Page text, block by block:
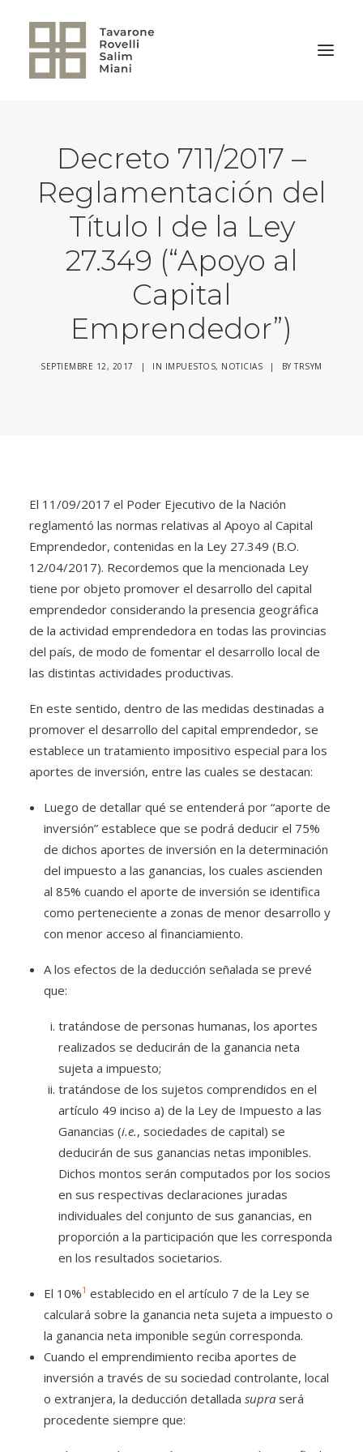
Decreto 711/2017 –
Reglamentación del
Título I de la Ley
27.349 (“Apoyo al
Capital
Emprendedor”)
SEPTIEMBRE 12, 2017 | IN IMPUESTOS, NOTICIAS | BYTRSYM
El 11/09/2017 el Poder Ejecutivo de la Nación
reglamentó las normas relativas al Apoyo al Capital
Emprendedor, contenidas en la Ley 27.349 (B.O.
12/04/2017). Recordemos que la mencionada Ley
tiene por objeto promover el desarrollo del capital
emprendedor considerando la presencia geográfica
de la actividad emprendedora en todas las provincias
del país, de modo de fomentar el desarrollo local de
las distintas actividades productivas.
En este sentido, dentro de las medidas destinadas a
promover el desarrollo del capital emprendedor, se
establece un tratamiento impositivo especial para los
aportes de inversión, entre las cuales se destacan:
Luego de detallar qué se entenderá por “aporte de
inversión” establece que se podrá deducir el 75%
de dichos aportes de inversión en la determinación
del impuesto a las ganancias, los cuales ascienden
al 85% cuando el aporte de inversión se identifica
como perteneciente a zonas de menor desarrollo y
con menor acceso al financiamiento.
A los efectos de la deducción señalada se prevé
que:
tratándose de personas humanas, los aportes
realizados se deducirán de la ganancia neta
sujeta a impuesto;
tratándose de los sujetos comprendidos en el
artículo 49 inciso a) de la Ley de Impuesto a las
Ganancias (i.e., sociedades de capital) se
deducirán de sus ganancias netas imponibles.
Dichos montos serán computados por los socios
en sus respectivas declaraciones juradas
individuales del conjunto de sus ganancias, en
proporción a la participación que les corresponda
en los resultados societarios.
El 10%1 establecido en el artículo 7 de la Ley se
calculará sobre la ganancia neta sujeta a impuesto o
la ganancia neta imponible según corresponda.
Cuando el emprendimiento reciba aportes de
inversión a través de su sociedad controlante, local
o extranjera, la deducción detallada supra será
procedente siempre que: